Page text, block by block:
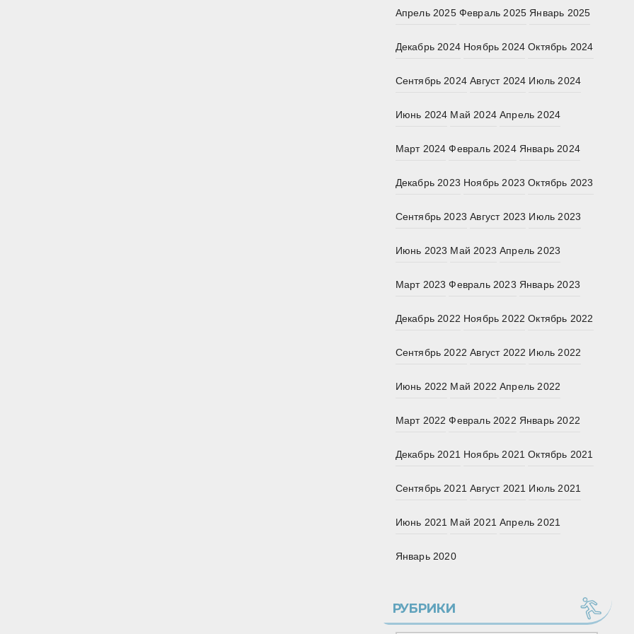
Апрель 2025 Февраль 2025 Январь 2025
Декабрь 2024 Ноябрь 2024 Октябрь 2024
Сентябрь 2024 Август 2024 Июль 2024
Июнь 2024 Май 2024 Апрель 2024
Март 2024 Февраль 2024 Январь 2024
Декабрь 2023 Ноябрь 2023 Октябрь 2023
Сентябрь 2023 Август 2023 Июль 2023
Июнь 2023 Май 2023 Апрель 2023
Март 2023 Февраль 2023 Январь 2023
Декабрь 2022 Ноябрь 2022 Октябрь 2022
Сентябрь 2022 Август 2022 Июль 2022
Июнь 2022 Май 2022 Апрель 2022
Март 2022 Февраль 2022 Январь 2022
Декабрь 2021 Ноябрь 2021 Октябрь 2021
Сентябрь 2021 Август 2021 Июль 2021
Июнь 2021 Май 2021 Апрель 2021
Январь 2020
РУБРИКИ